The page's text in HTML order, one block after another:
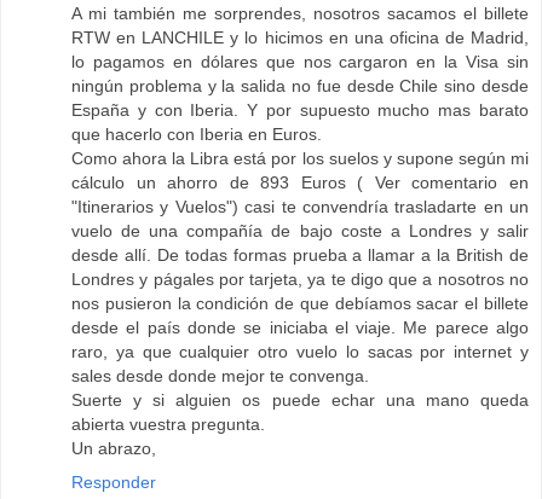
A mi también me sorprendes, nosotros sacamos el billete
RTW en LANCHILE y lo hicimos en una oficina de Madrid,
lo pagamos en dólares que nos cargaron en la Visa sin
ningún problema y la salida no fue desde Chile sino desde
España y con Iberia. Y por supuesto mucho mas barato
que hacerlo con Iberia en Euros.
Como ahora la Libra está por los suelos y supone según mi
cálculo un ahorro de 893 Euros ( Ver comentario en
"Itinerarios y Vuelos") casi te convendría trasladarte en un
vuelo de una compañía de bajo coste a Londres y salir
desde allí. De todas formas prueba a llamar a la British de
Londres y págales por tarjeta, ya te digo que a nosotros no
nos pusieron la condición de que debíamos sacar el billete
desde el país donde se iniciaba el viaje. Me parece algo
raro, ya que cualquier otro vuelo lo sacas por internet y
sales desde donde mejor te convenga.
Suerte y si alguien os puede echar una mano queda
abierta vuestra pregunta.
Un abrazo,
Responder